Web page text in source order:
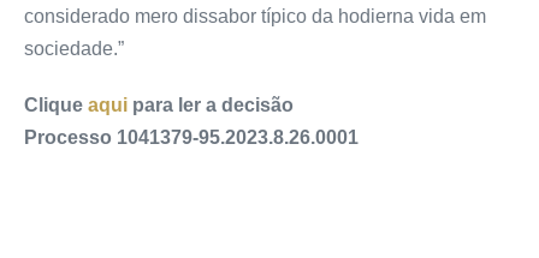
considerado mero dissabor típico da hodierna vida em
sociedade.”
Clique aqui para ler a decisão
Processo 1041379-95.2023.8.26.0001